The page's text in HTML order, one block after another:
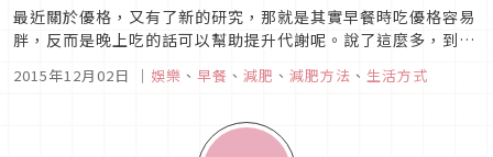
最近關於優格，又有了新的研究，那就是其實早餐時吃優格容易
胖，反而是晚上吃的話可以幫助提升代謝呢。說了這麼多，到底
涉谷 DS診所的林博之院長怎麼說吧。
2015年12月02日 ｜ 娛樂 、 早餐 、 減肥 、 減肥方法 、 生活方式